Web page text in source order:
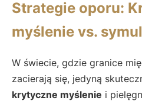
Strategie oporu:
myślenie vs.
W świecie, gdzie granice
zacierają się, jedyną
krytyczne myślenie i